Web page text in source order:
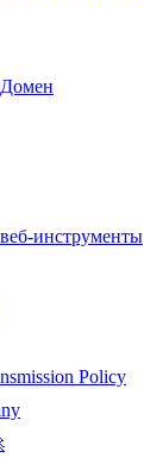
Домен
инструменты
Policy